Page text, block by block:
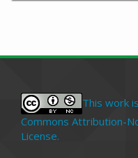
This work
Commons Attribution-
License.